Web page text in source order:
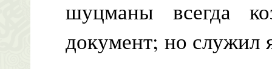
шуцманы всегда
документ; но служил